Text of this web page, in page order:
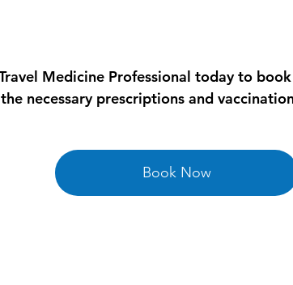
Medicine Professional today to
necessary prescriptions and
Book Now